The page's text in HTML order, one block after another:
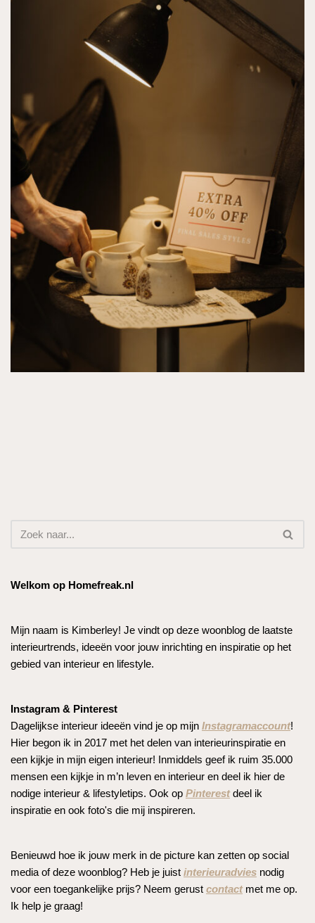
Welkom op Homefreak.nl
Mijn naam is Kimberley! Je vindt op deze woonblog de laatste
interieurtrends, ideeën voor jouw inrichting en inspiratie op het
gebied van interieur en lifestyle.
Instagram & Pinterest
Dagelijkse interieur ideeën vind je op mijn Instagramaccount!
Hier begon ik in 2017 met het delen van interieurinspiratie en
een kijkje in mijn eigen interieur! Inmiddels geef ik ruim 35.000
mensen een kijkje in m’n leven en interieur en deel ik hier de
nodige interieur & lifestyletips. Ook op Pinterestdeel ik
inspiratie en ook foto's die mij inspireren.
Benieuwd hoe ik jouw merk in de picture kan zetten op social
media of deze woonblog? Heb je juist interieuradvies nodig
voor een toegankelijke prijs? Neem gerust contactmet me op.
Ik help je graag!